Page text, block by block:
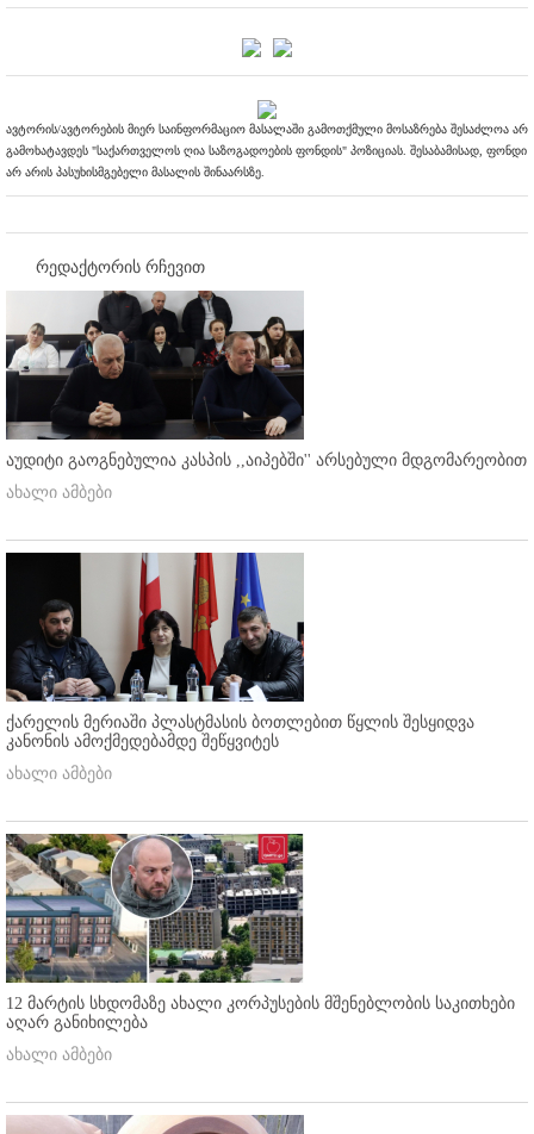
ავტორის/ავტორების მიერ საინფორმაციო მასალაში გამოთქმული მოსაზრება შესაძლოა არ
გამოხატავდეს "საქართველოს ღია საზოგადოების ფონდის" პოზიციას. შესაბამისად, ფონდი
არ არის პასუხისმგებელი მასალის შინაარსზე.
რედაქტორის რჩევით
აუდიტი გაოგნებულია კასპის ,,აიპებში'' არსებული მდგომარეობით
ახალი ამბები
ქარელის მერიაში პლასტმასის ბოთლებით წყლის შესყიდვა
კანონის ამოქმედებამდე შეწყვიტეს
ახალი ამბები
12 მარტის სხდომაზე ახალი კორპუსების მშენებლობის საკითხები
აღარ განიხილება
ახალი ამბები